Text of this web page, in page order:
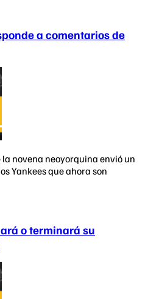
a comentarios de
novena neoyorquina envió un
Yankees que ahora son
o terminará su